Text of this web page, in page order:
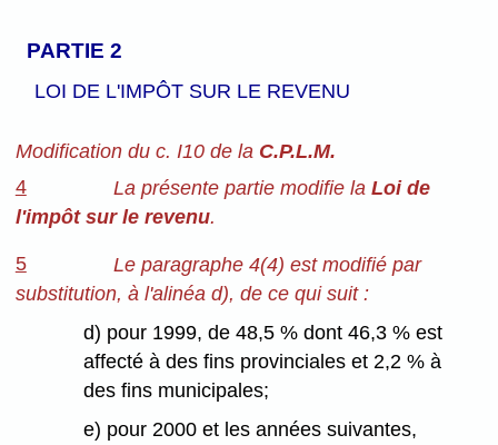
PARTIE 2
LOI DE L'IMPÔT SUR LE REVENU
Modification du c. I10 de la C.P.L.M.
4
La présente partie modifie la Loi de
l'impôt sur le revenu.
5
Le paragraphe 4(4) est modifié par
substitution, à l'alinéa d), de ce qui suit :
d) pour 1999, de 48,5 % dont 46,3 % est
affecté à des fins provinciales et 2,2 % à
des fins municipales;
e) pour 2000 et les années suivantes,